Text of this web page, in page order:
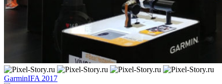
GarminIFA 2017